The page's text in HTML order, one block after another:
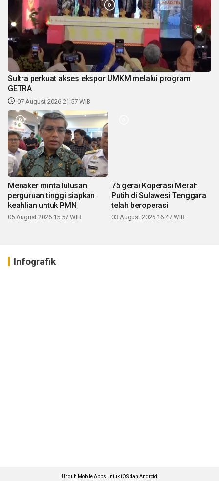
Sultra perkuat akses ekspor UMKM melalui program
GETRA
07 August 2026 21:57 WIB
Menaker minta lulusan
perguruan tinggi siapkan
keahlian untuk PMN
05 August 2026 15:57 WIB
75 gerai Koperasi Merah
Putih di Sulawesi Tenggara
telah beroperasi
03 August 2026 16:47 WIB
Infografik
Unduh Mobile Apps untuk iOS dan Android